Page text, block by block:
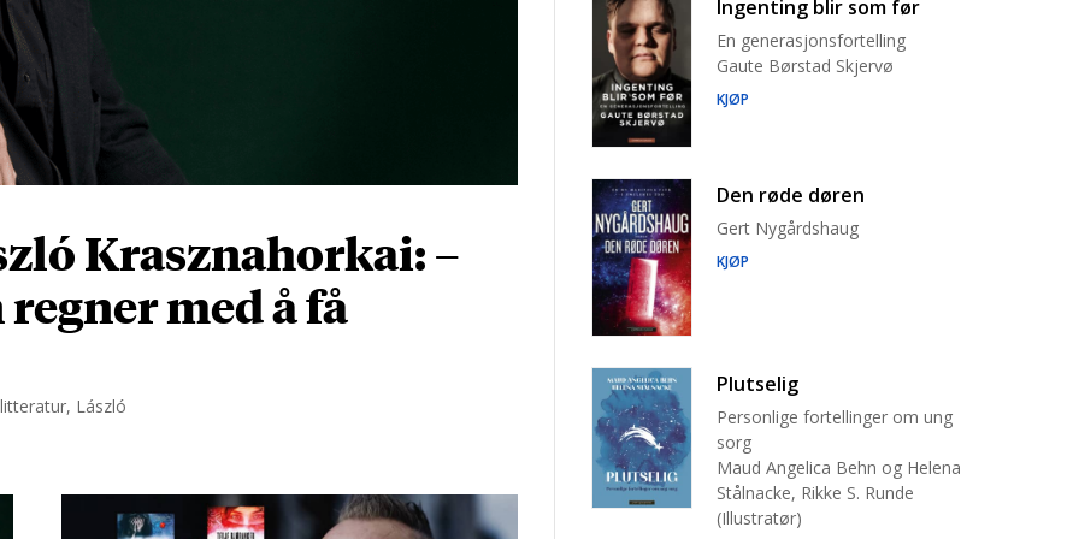
Krasznahorkai: –
med å få
László
Ingenting blir som før
En generasjonsfortelling
Gaute Børstad Skjervø
KJØP
Den røde døren
Gert Nygårdshaug
KJØP
Plutselig
Personlige fortellinger om ung
sorg
Maud Angelica Behn og Helena
Stålnacke, Rikke S. Runde
(Illustratør)